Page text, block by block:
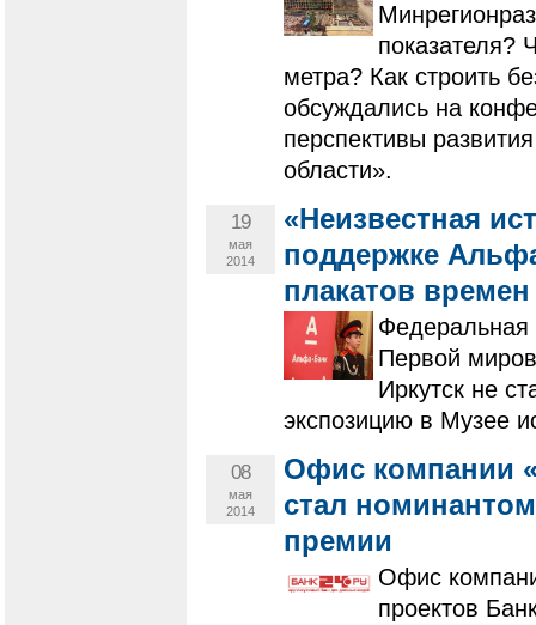
показателя?
метра? Как строить
обсуждались на
перспективы
области».
19
мая
2014
«Неизвестная
поддержке
плакатов
Федеральная
Первой
Иркутск не
экспозицию в Музее
08
мая
2014
Офис компании
стал
премии
Офис
проектов